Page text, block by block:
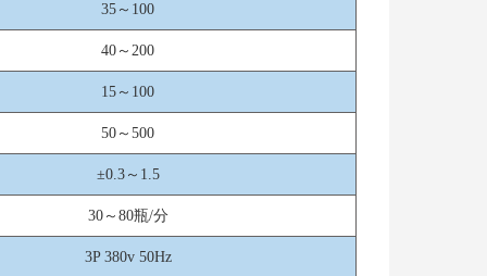
35～100
40～200
15～100
50～500
±0.3～1.5
30～80瓶/分
3P 380v 50Hz